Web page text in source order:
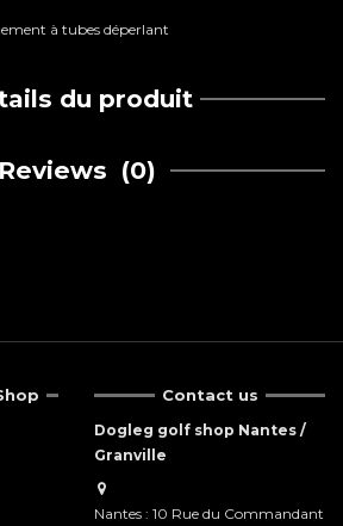
à tubes déperlant
du produit
Reviews (0)
Contact us
Dogleg golf shop Nantes /
Granville
Nantes : 10 Rue du Commandant